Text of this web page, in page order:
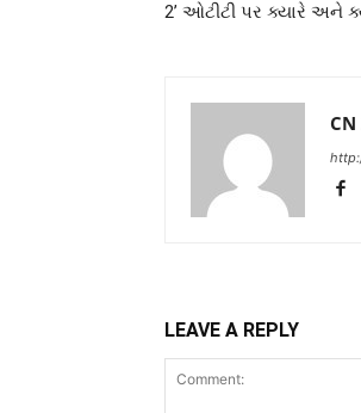
2’ ઓટીટી પર ક્યારે અને
CN
LEAVE A REPLY